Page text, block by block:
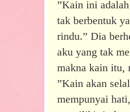
”Kain ini
tak berbentuk
rindu.” Dia
aku yang tak
makna kain itu,
”Kain akan
mempunyai